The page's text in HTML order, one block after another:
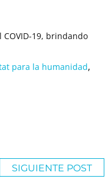
19, brindando
para la humanidad,
SIGUIENTE POST